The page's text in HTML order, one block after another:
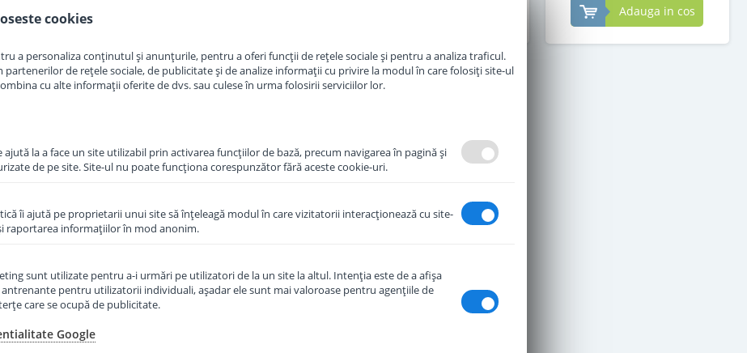
Adauga in cos Adauga in cos
praf Humana
1+ DE de la 1
an 650 g
cookies
a personaliza conținutul și anunțurile, pentru a oferi funcții de rețele sociale și pentru a analiza traficul.
partenerilor de rețele sociale, de publicitate și de analize informații cu privire la modul în care folosiți site-ul
cu alte informații oferite de dvs. sau culese în urma folosirii serviciilor lor.
ajută la a face un site utilizabil prin activarea funcţiilor de bază, precum navigarea în pagină şi
de pe site. Site-ul nu poate funcţiona corespunzător fără aceste cookie-uri.
îi ajută pe proprietarii unui site să înţeleagă modul în care vizitatorii interacţionează cu site-
raportarea informaţiilor în mod anonim.
sunt utilizate pentru a-i urmări pe utilizatori de la un site la altul. Intenţia este de a afişa
pentru utilizatorii individuali, aşadar ele sunt mai valoroase pentru agenţiile de
care se ocupă de publicitate.
Google